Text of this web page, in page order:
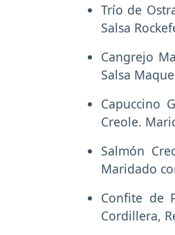
Trío de
Salsa
Cangrejo
Salsa
Capuccino
Creole.
Salmón
Maridado
Confite de
Cordillera,